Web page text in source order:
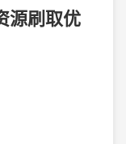
源刷取优